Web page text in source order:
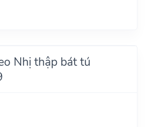
Nhị thập bát tú